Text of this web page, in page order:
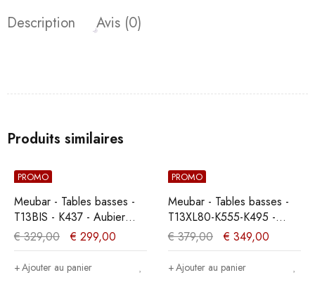
Description Avis (0)
Produits similaires
PROMO
Meubar - Tables basses -
T13BIS - K437 - Aubier
chêne gris/Marbre -
136x43x68cm
€329,00 € 299,00
Ajouter au panier
PROMO
Meubar - Tables basses -
T13XL80-K555-K495 -
Vieux chêne -
135x43x68cm
€379,00 € 349,00
Ajouter au panier